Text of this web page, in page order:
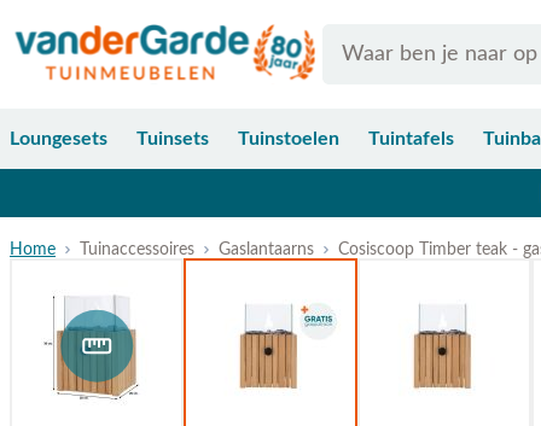
Loungesets Tuinsets Tuinstoelen Tuintafels
Home Tuinaccessoires Gaslantaarns Cosiscoop Timber teak -